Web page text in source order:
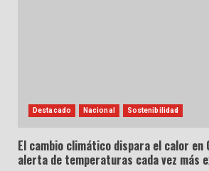
Destacado Nacional Sostenibilidad
El cambio climático dispara el calor en
alerta de temperaturas cada vez más